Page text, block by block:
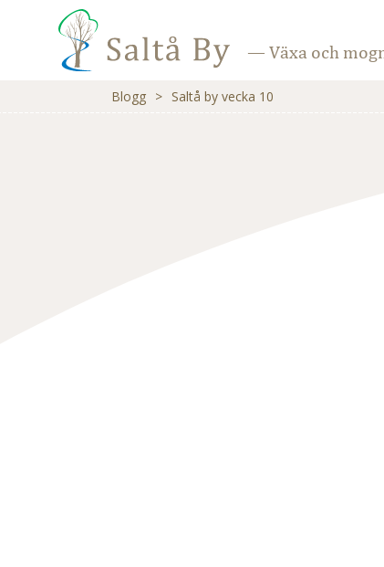
— Växa och
Blogg > Saltå by vecka 10